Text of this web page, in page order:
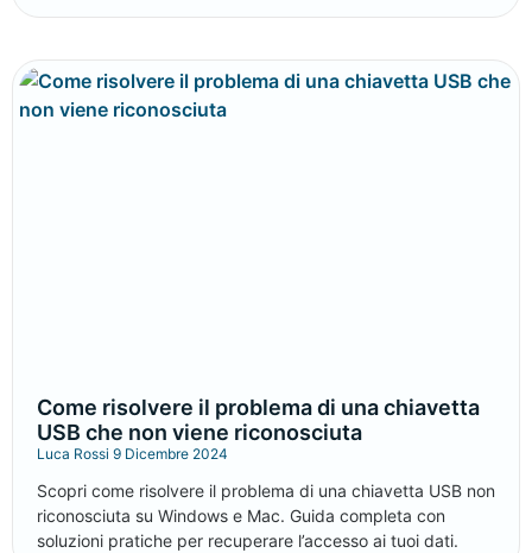
Come risolvere il problema di una chiavetta
USB che non viene riconosciuta
Luca Rossi 9 Dicembre 2024
Scopri come risolvere il problema di una chiavetta USB non
riconosciuta su Windows e Mac. Guida completa con
soluzioni pratiche per recuperare l’accesso ai tuoi dati.